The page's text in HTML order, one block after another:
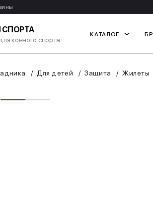
СПОРТА
конного спорта
КАТАЛОГ
Для детей Защита Жилеты